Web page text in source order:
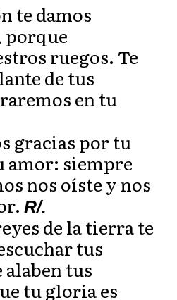
te damos
porque
ruegos. Te
de tus
en tu
gracias por tu
amor: siempre
nos oíste y nos
R/.
de la tierra te
tus
tus
tu gloria es